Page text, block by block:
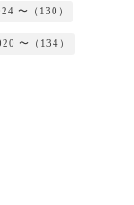
〜（130）
〜（134）